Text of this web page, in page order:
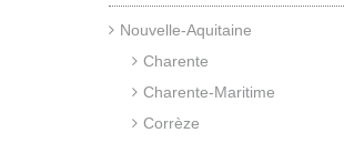
Nouvelle-Aquitaine
Charente
Charente-Maritime
Corrèze